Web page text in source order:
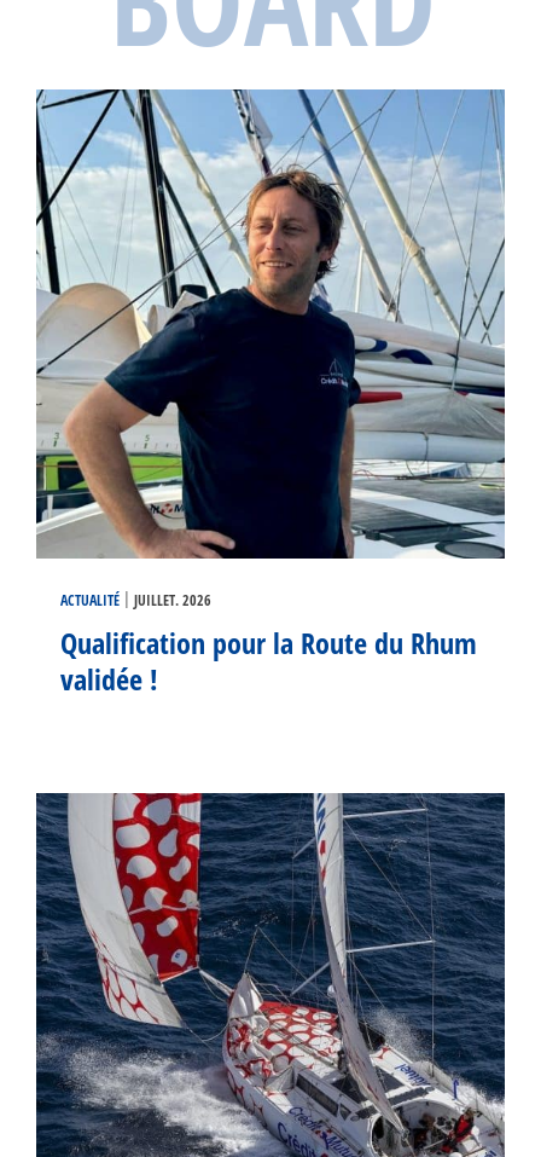
ACTUALITÉ | JUILLET. 2026
Qualification pour la Route du Rhum
validée !